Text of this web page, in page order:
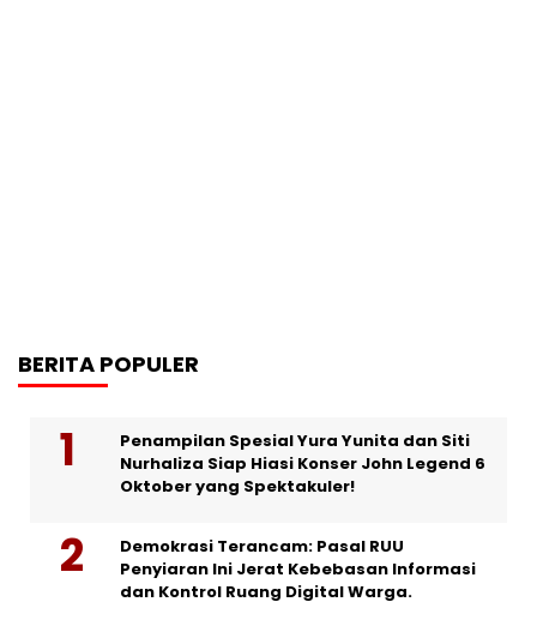
BERITA POPULER
Penampilan Spesial Yura Yunita dan Siti
Nurhaliza Siap Hiasi Konser John Legend 6
Oktober yang Spektakuler!
Demokrasi Terancam: Pasal RUU
Penyiaran Ini Jerat Kebebasan Informasi
dan Kontrol Ruang Digital Warga.